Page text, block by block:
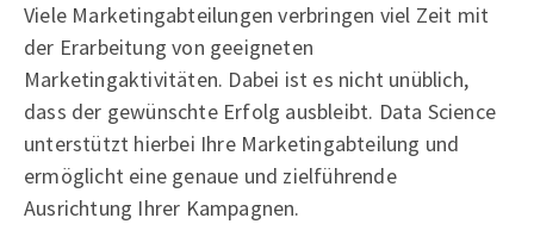
Viele Marketingabteilungen verbringen viel Zeit mit
der Erarbeitung von geeigneten
Marketingaktivitäten. Dabei ist es nicht unüblich,
dass der gewünschte Erfolg ausbleibt. Data Science
unterstützt hierbei Ihre Marketingabteilung und
ermöglicht eine genaue und zielführende
Ausrichtung Ihrer Kampagnen.